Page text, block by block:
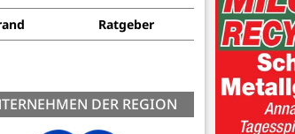
Ratgeber
DER REGION